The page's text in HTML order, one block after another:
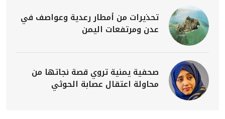
تحذيرات من أمطار رعدية وعواصف في
عدن ومرتفعات اليمن
صحفية يمنية تروي قصة نجاتها من
محاولة اعتقال عصابة الحوثي